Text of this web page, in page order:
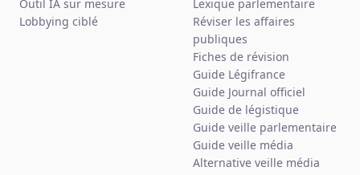
Outil IA sur mesure
Lobbying ciblé
Lexique parlementaire
Réviser les affaires
publiques
Fiches de révision
Guide Légifrance
Guide Journal officiel
Guide de légistique
Guide veille parlementaire
Guide veille média
Alternative veille média